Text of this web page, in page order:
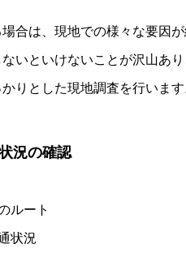
合は、現地での様々な要因
いといけないことが沢山あ
りとした現地調査を行います
況の確認
ルート
状況